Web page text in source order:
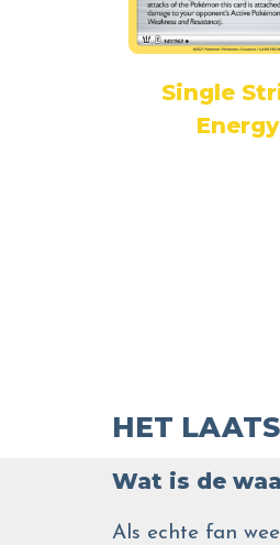
Single
Energy
HET
Wat is de
Als echte fan